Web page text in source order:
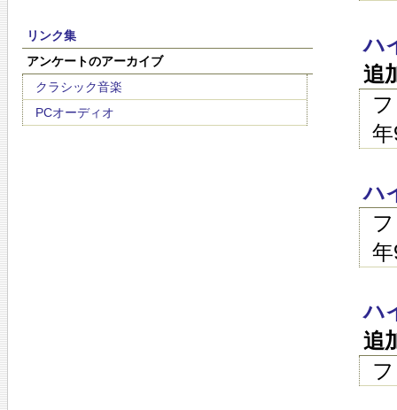
リンク集
アンケートのアーカイブ
クラシック音楽
PCオーディオ
ハ
追
ハ
ハ
追